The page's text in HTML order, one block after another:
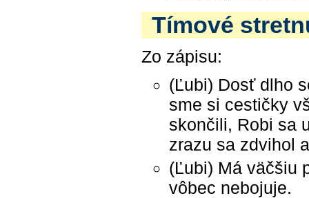
Tímové
Zo zápisu:
(Ľubi) Dosť dlho
sme si cestičky
skončili, Robi sa
zrazu sa zdvihol
(Ľubi) Má väčšiu
vôbec nebojuje.